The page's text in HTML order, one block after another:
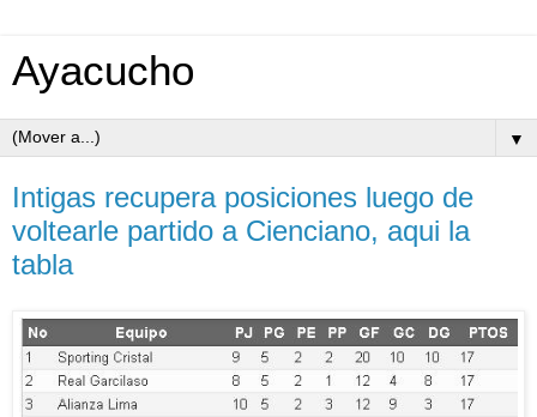
Ayacucho
▼
Intigas recupera posiciones luego de
voltearle partido a Cienciano, aqui la
tabla